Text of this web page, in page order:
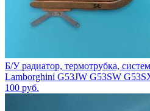
Б/У радиатор, термотрубка,
Lamborghini G53JW G53SW
100 руб.